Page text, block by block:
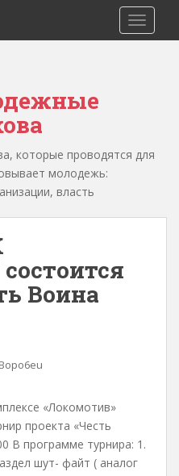
которые проводятся для
молодежь:
власть
Воина
«Локомотив»
проекта «Честь
В программе турнира: 1.
шут- файт ( аналог